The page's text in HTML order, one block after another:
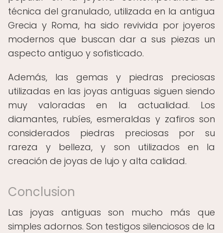
técnica del granulado, utilizada en la antigua
Grecia y Roma, ha sido revivida por joyeros
modernos que buscan dar a sus piezas un
aspecto antiguo y sofisticado.
Además, las gemas y piedras preciosas
utilizadas en las joyas antiguas siguen siendo
muy valoradas en la actualidad. Los
diamantes, rubíes, esmeraldas y zafiros son
considerados piedras preciosas por su
rareza y belleza, y son utilizados en la
creación de joyas de lujo y alta calidad.
Conclusion
Las joyas antiguas son mucho más que
simples adornos. Son testigos silenciosos de la